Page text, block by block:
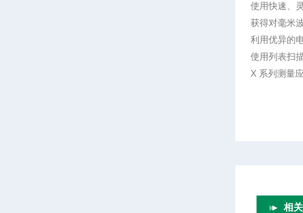
使用快速、
获得对毫米
利用优异的
使用列表扫
X 系列测量
相